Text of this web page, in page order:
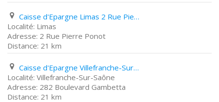
Caisse d'Epargne Limas 2 Rue Pierre Ponot
Limas
2 Rue Pierre Ponot
21 km
Caisse d'Epargne Villefranche-Sur-Saône 282 Boulevard Gambetta
Villefranche-Sur-Saône
282 Boulevard Gambetta
21 km